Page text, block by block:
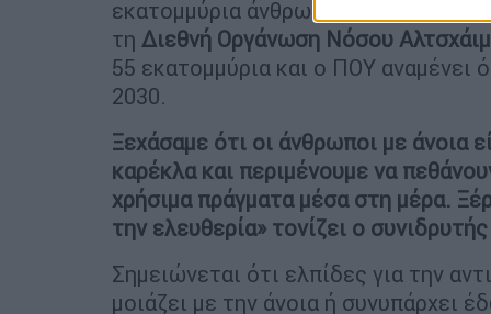
εκατομμύρια άνθρωποι που ζούσαν
τη Διεθνή Οργάνωση Νόσου
55 εκατομμύρια και ο ΠΟΥ αναμένει
2030.
Ξεχάσαμε ότι οι άνθρωποι με
καρέκλα και περιμένουμε να
χρήσιμα πράγματα μέσα στη μέρα.
την ελευθερία» τονίζει ο
Σημειώνεται ότι ελπίδες για την
μοιάζει με την άνοια ή συνυπάρχει